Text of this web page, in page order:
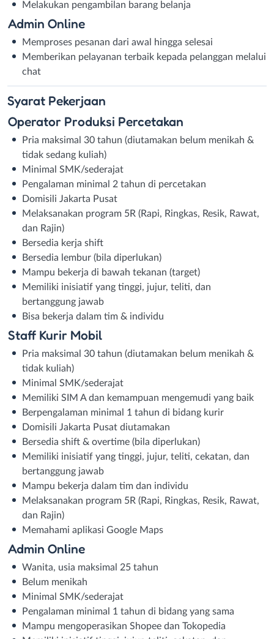
Melakukan pengambilan barang belanja
Admin Online
Memproses pesanan dari awal hingga selesai
Memberikan pelayanan terbaik kepada pelanggan melalui
chat
Syarat Pekerjaan
Operator Produksi Percetakan
Pria maksimal 30 tahun (diutamakan belum menikah &
tidak sedang kuliah)
Minimal SMK/sederajat
Pengalaman minimal 2 tahun di percetakan
Domisili Jakarta Pusat
Melaksanakan program 5R (Rapi, Ringkas, Resik, Rawat,
dan Rajin)
Bersedia kerja shift
Bersedia lembur (bila diperlukan)
Mampu bekerja di bawah tekanan (target)
Memiliki inisiatif yang tinggi, jujur, teliti, dan
bertanggung jawab
Bisa bekerja dalam tim & individu
Staff Kurir Mobil
Pria maksimal 30 tahun (diutamakan belum menikah &
tidak kuliah)
Minimal SMK/sederajat
Memiliki SIM A dan kemampuan mengemudi yang baik
Berpengalaman minimal 1 tahun di bidang kurir
Domisili Jakarta Pusat diutamakan
Bersedia shift & overtime (bila diperlukan)
Memiliki inisiatif yang tinggi, jujur, teliti, cekatan, dan
bertanggung jawab
Mampu bekerja dalam tim dan individu
Melaksanakan program 5R (Rapi, Ringkas, Resik, Rawat,
dan Rajin)
Memahami aplikasi Google Maps
Admin Online
Wanita, usia maksimal 25 tahun
Belum menikah
Minimal SMK/sederajat
Pengalaman minimal 1 tahun di bidang yang sama
Mampu mengoperasikan Shopee dan Tokopedia